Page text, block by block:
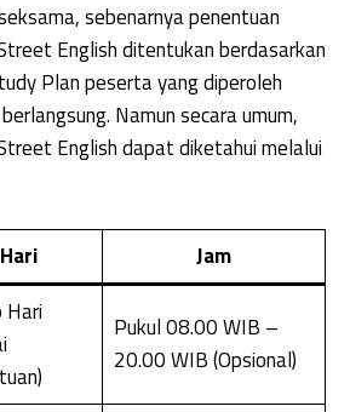
sebenarnya penentuan
English ditentukan berdasarkan
Plan peserta yang diperoleh
Namun secara umum,
English dapat diketahui melalui
Hari Jam
Hari
Pukul 08.00 WIB –
20.00 WIB (Opsional)